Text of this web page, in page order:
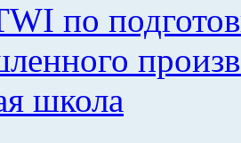
по
школа